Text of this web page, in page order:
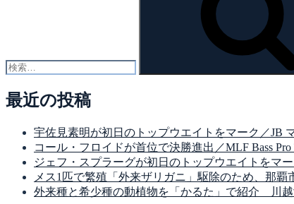
最近の投稿
宇佐見素明が初日のトップウエイトをマーク／JB
コール・フロイドが首位で決勝進出／MLF Bass Pro
ジェフ・スプラーグが初日のトップウエイトをマー
メス1匹で繁殖「外来ザリガニ」駆除のため、那
外来種と希少種の動植物を「かるた」で紹介 川